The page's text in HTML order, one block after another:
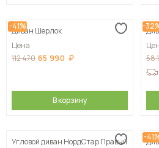
-41%
Диван Шерлок
Цена
112 470 65 990
В корзину
-
58
Угловой диван НордСтар Правый
-